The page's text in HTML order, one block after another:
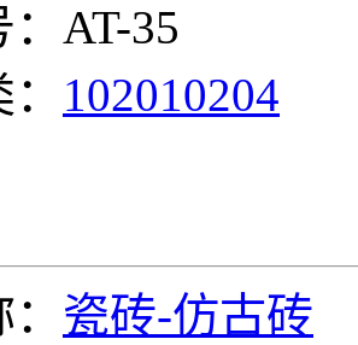
AT-35
102010204
瓷砖-仿古砖